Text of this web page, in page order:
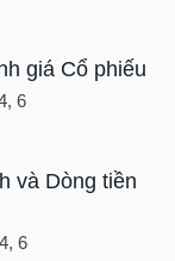
giá Cổ phiếu
6
và Dòng tiền
6